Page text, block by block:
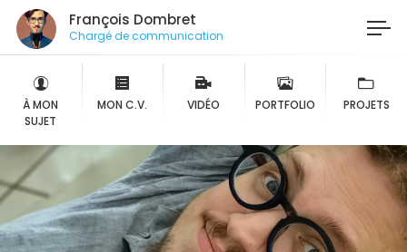
François Dombret
Chargé de communication
À MON
SUJET
MON C.V. VIDÉO PORTFOLIO PROJETS